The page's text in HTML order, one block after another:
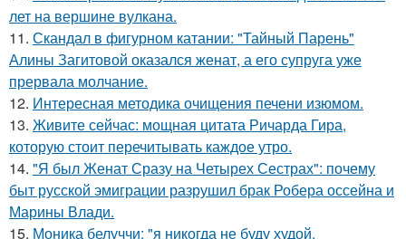
лет на вершине вулкана.
11. Скандал в фигурном катании: "Тайный Парень"
Алины Загитовой оказался женат, а его супруга уже
прервала молчание.
12. Интересная методика очищения печени изюмом.
13. Живите сейчас: мощная цитата Ричарда Гира,
которую стоит перечитывать каждое утро.
14. "Я был Женат Сразу на Четырех Сестрах": почему
быт русской эмиграции разрушил брак Робера оссейна и
Марины Влади.
15. Моника белуччи: "я никогда не буду худой.